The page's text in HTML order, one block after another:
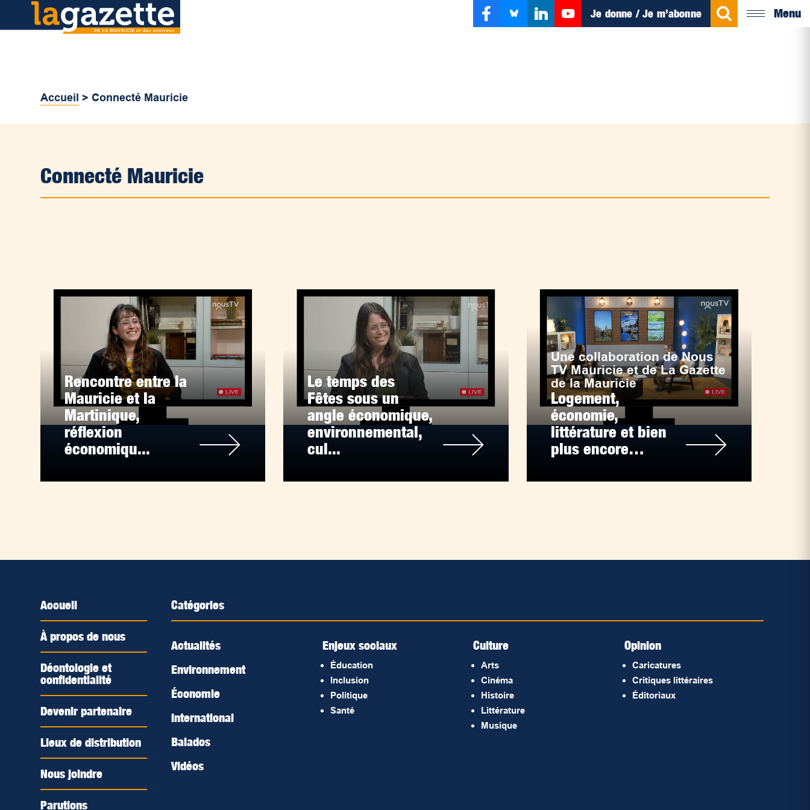
Je donne / Je m’abonne Menu
Accueil >Connecté Mauricie
Connecté Mauricie
Rencontre entre la
Mauricie et la
Martinique,
réflexion
économiqu...
Le temps des
Fêtes sous un
angle économique,
environnemental,
cul...
Une collaboration de Nous
TV Mauricie et de La Gazette
de la Mauricie
Logement,
économie,
littérature et bien
plus encore…
Accueil
À propos de nous
Déontologie et
confidentialité
Devenir partenaire
Lieux de distribution
Nous joindre
Parutions
Catégories
Actualités
Environnement
Économie
International
Balados
Vidéos
Enjeux sociaux
Éducation
Inclusion
Politique
Santé
Culture
Arts
Cinéma
Histoire
Littérature
Musique
Opinion
Caricatures
Critiques littéraires
Éditoriaux